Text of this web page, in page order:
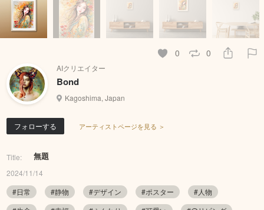
0 0
AIクリエイター
Bond
Kagoshima, Japan
フォローする アーティストページを見る ＞
Title: 無題
2024/11/14
#日常
#静物 #デザイン #ポスター
#人物